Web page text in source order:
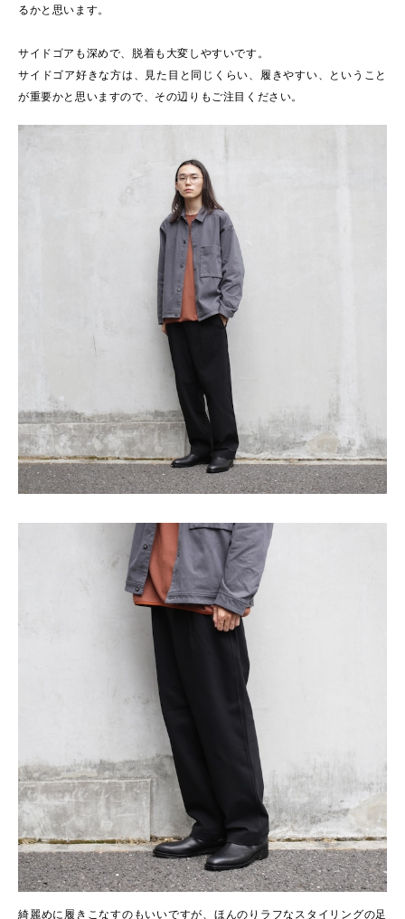
るかと思います。
サイドゴアも深めで、脱着も大変しやすいです。
サイドゴア好きな方は、見た目と同じくらい、履きやすい、ということ
が重要かと思いますので、その辺りもご注目ください。
綺麗めに履きこなすのもいいですが、ほんのりラフなスタイリングの足